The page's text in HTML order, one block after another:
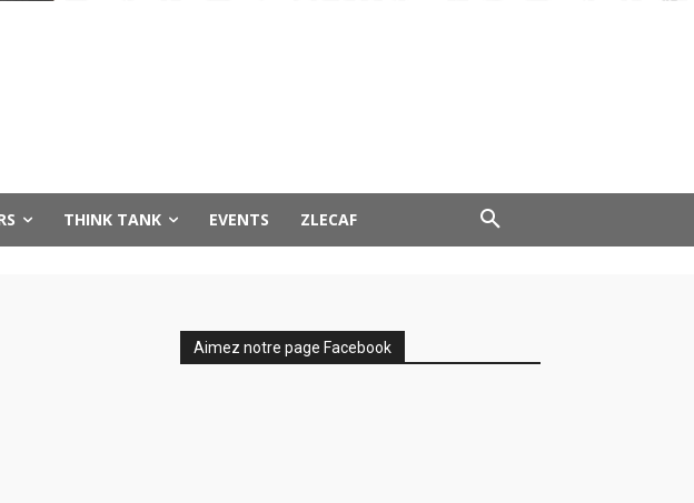
THINK TANK EVENTS ZLECAF
Aimez notre page Facebook